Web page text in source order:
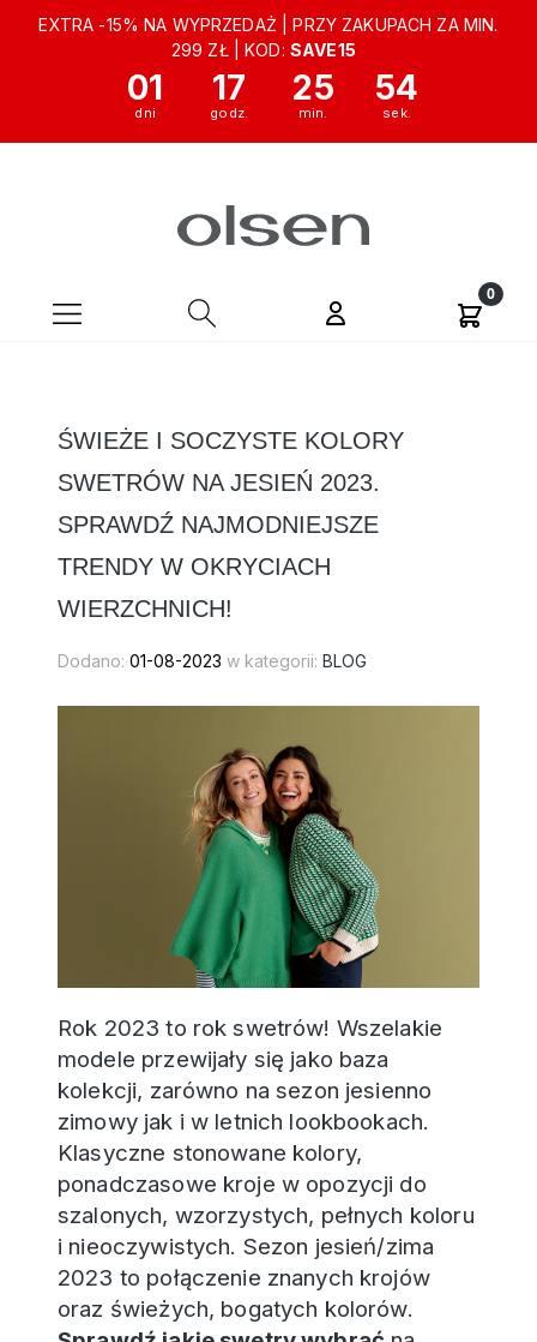
EXTRA -15% NA WYPRZEDAŻ | PRZY ZAKUPACH ZA MIN.
299 ZŁ | KOD: SAVE15
01 17 25 53
ŚWIEŻE I SOCZYSTE KOLORY
SWETRÓW NA JESIEŃ 2023.
SPRAWDŹ NAJMODNIEJSZE
TRENDY W OKRYCIACH
WIERZCHNICH!
Dodano: 01-08-2023 w kategorii: BLOG
Rok 2023 to rok swetrów! Wszelakie
modele przewijały się jako baza
kolekcji, zarówno na sezon jesienno
zimowy jak i w letnich lookbookach.
Klasyczne stonowane kolory,
ponadczasowe kroje w opozycji do
szalonych, wzorzystych, pełnych koloru
i nieoczywistych. Sezon jesień/zima
2023 to połączenie znanych krojów
oraz świeżych, bogatych kolorów.